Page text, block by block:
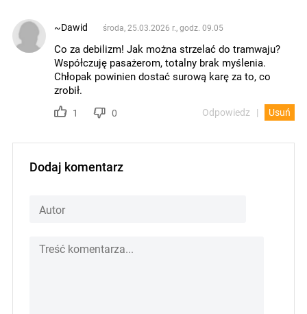
~Dawid środa, 25.03.2026 r., godz. 09.05
Co za debilizm! Jak można strzelać do tramwaju?
Współczuję pasażerom, totalny brak myślenia.
Chłopak powinien dostać surową karę za to, co
zrobił.
1 0 Odpowiedz Usuń
Dodaj komentarz